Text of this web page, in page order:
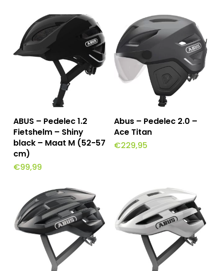
Toevoegen Aan
Winkelwagen
ABUS – Pedelec 1.2
Fietshelm – Shiny
black – Maat M (52-57
cm)
€99,99
Toevoegen Aan
Winkelwagen
Abus – Pedelec 2.0 –
Ace Titan
€229,95